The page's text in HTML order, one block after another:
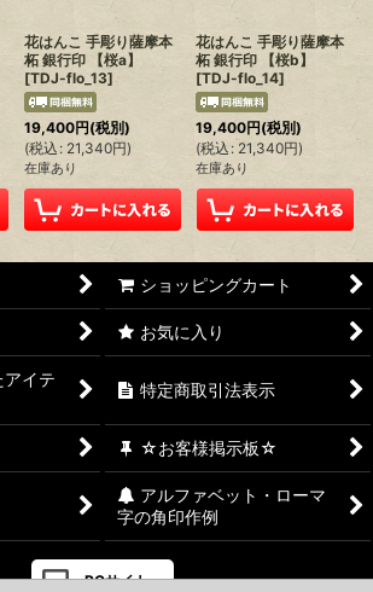
花はんこ 手彫り薩摩本
柘 銀行印 【桜a】
[TDJ-flo_13]
19,400円(税別)
(税込 : 21,340円)
在庫あり
花はんこ 手彫り薩摩本
柘 銀行印 【桜b】
[TDJ-flo_14]
19,400円(税別)
(税込 : 21,340円)
在庫あり
ショッピングカート
お気に入り
イテ
特定商取引法表示
☆お客様掲示板☆
アルファベット・ローマ
字の角印作例
PCサイト